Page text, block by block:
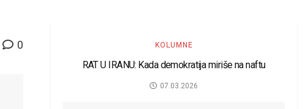
0 KOLUMNE
RAT U IRANU: Kada demokratija miriše na naftu
07.03.2026